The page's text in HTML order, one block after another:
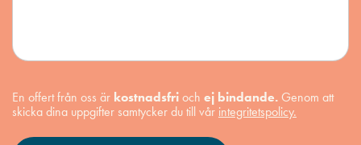
En offert från oss är kostnadsfrioch ej bindande. Genom att
skicka dina uppgifter samtycker du till vår integritetspolicy.